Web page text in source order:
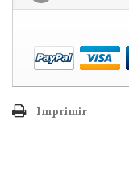
Imprimir